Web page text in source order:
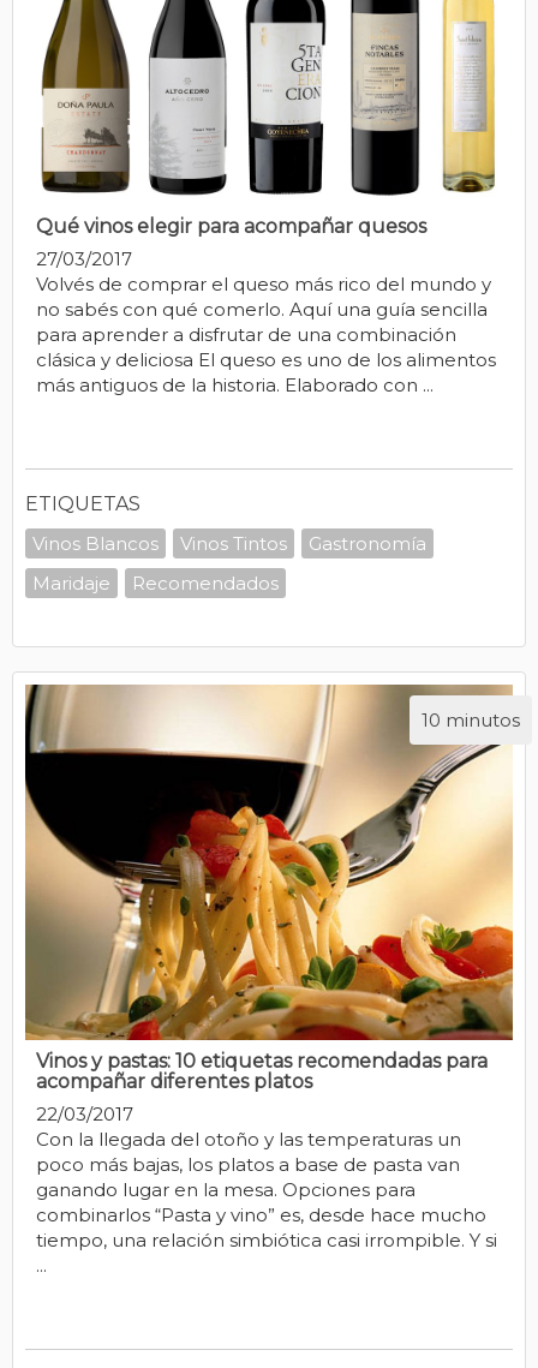
Qué vinos elegir para acompañar quesos
27/03/2017
Volvés de comprar el queso más rico del mundo y
no sabés con qué comerlo. Aquí una guía sencilla
para aprender a disfrutar de una combinación
clásica y deliciosa El queso es uno de los alimentos
más antiguos de la historia. Elaborado con ...
ETIQUETAS
Vinos Blancos
Vinos Tintos
Gastronomía
Maridaje
Recomendados
10 minutos
Vinos y pastas: 10 etiquetas recomendadas para
acompañar diferentes platos
22/03/2017
Con la llegada del otoño y las temperaturas un
poco más bajas, los platos a base de pasta van
ganando lugar en la mesa. Opciones para
combinarlos “Pasta y vino” es, desde hace mucho
tiempo, una relación simbiótica casi irrompible. Y si
...